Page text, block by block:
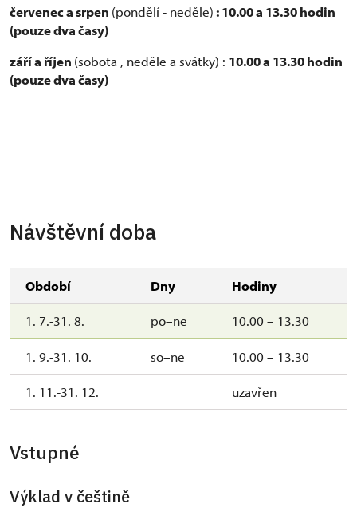
červenec a srpen (pondělí - neděle): 10.00 a 13.30 hodin
(pouze dva časy)
září a říjen (sobota , neděle a svátky) : 10.00 a 13.30 hodin
(pouze dva časy)
Návštěvní doba
Období Dny Hodiny
1. 7.-31. 8. po–ne 10.00 – 13.30
1. 9.-31. 10. so–ne 10.00 – 13.30
1. 11.-31. 12. uzavřen
Vstupné
Výklad v češtině